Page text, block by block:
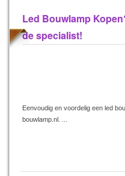
Led Bouwlamp
de specialist!
Eenvoudig en voordelig een led
bouwlamp.nl. ...